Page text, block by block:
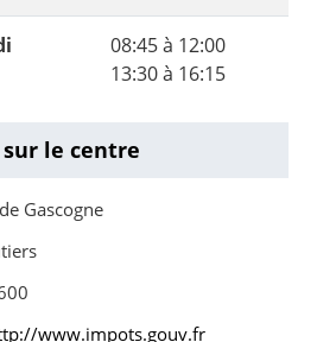
08:45 à 12:00
13:30 à 16:15
le centre
Gascogne
www.impots.gouv.fr